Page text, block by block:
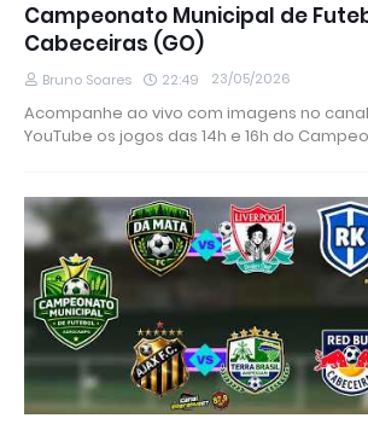
Campeonato Municipal de
Cabeceiras (GO)
Bruno Soares 22:49 23/05/2026
Acompanhe ao vivo com imagens no
YouTube os jogos das 14h e 16h do